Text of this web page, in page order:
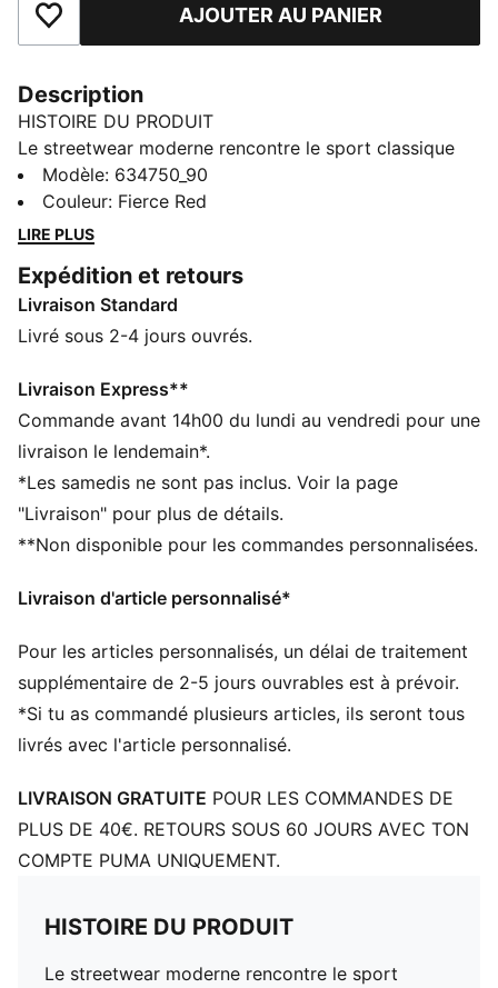
Ajouter aux favorisAJOUTER AU PANIER
Description
HISTOIRE DU PRODUIT
Le streetwear moderne rencontre le sport classique
dans la collection PUMA.NOW. Ce polo affiche une
coupe décontractée et des graphismes sport rétro.
Porte-le avec un jean ou un pantalon de survêtement,
CARACTÉRISTIQUES + AVANTAGES
Confectionné avec un minimum de 50 % de matériaux
recyclés
Coupe : Décontractée
Matière principale : tissu molletonné
Col : Col standard
Longueur : Régulière
Modèle: 634750_90
Couleur: Fierce Red
LIRE PLUS
Expédition et retours
Livraison Standard
Livré sous 2-4 jours ouvrés.
Livraison Express**
Commande avant 14h00 du lundi au vendredi pour une
livraison le lendemain*.
*Les samedis ne sont pas inclus. Voir la page
"Livraison" pour plus de détails.
**Non disponible pour les commandes personnalisées.
Livraison d'article personnalisé*
Pour les articles personnalisés, un délai de traitement
supplémentaire de 2-5 jours ouvrables est à prévoir.
*Si tu as commandé plusieurs articles, ils seront tous
livrés avec l'article personnalisé.
LIVRAISON GRATUITE POUR LES COMMANDES DE
PLUS DE 40€. RETOURS SOUS 60 JOURS AVEC TON
COMPTE PUMA UNIQUEMENT.
HISTOIRE DU PRODUIT
Le streetwear moderne rencontre le sport